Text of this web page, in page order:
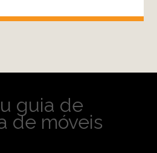
guia de
de móveis